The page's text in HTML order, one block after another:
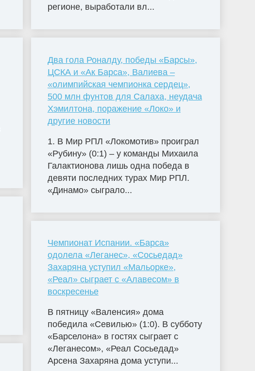
регионе, выработали вл...
Два гола Роналду, победы «Барсы»,
ЦСКА и «Ак Барса», Валиева –
«олимпийская чемпионка сердец»,
500 млн фунтов для Салаха, неудача
Хэмилтона, поражение «Локо» и
другие новости
1. В Мир РПЛ «Локомотив» проиграл
«Рубину» (0:1) – у команды Михаила
Галактионова лишь одна победа в
девяти последних турах Мир РПЛ.
«Динамо» сыграло...
Чемпионат Испании. «Барса»
одолела «Леганес», «Сосьедад»
Захаряна уступил «Мальорке»,
«Реал» сыграет с «Алавесом» в
воскресенье
В пятницу «Валенсия» дома
победила «Севилью» (1:0). В субботу
«Барселона» в гостях сыграет с
«Леганесом», «Реал Сосьедад»
Арсена Захаряна дома уступи...